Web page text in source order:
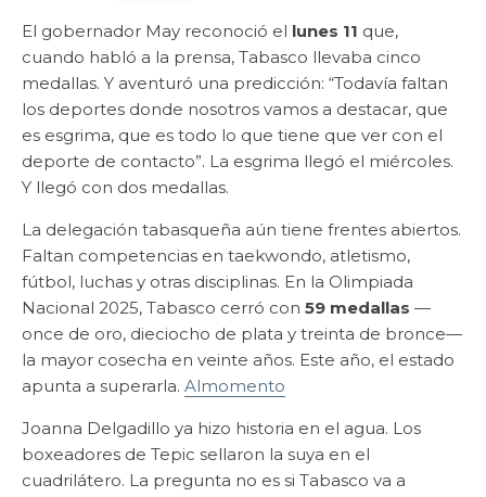
El gobernador May reconoció el lunes 11 que,
cuando habló a la prensa, Tabasco llevaba cinco
medallas. Y aventuró una predicción: “Todavía faltan
los deportes donde nosotros vamos a destacar, que
es esgrima, que es todo lo que tiene que ver con el
deporte de contacto”. La esgrima llegó el miércoles.
Y llegó con dos medallas.
La delegación tabasqueña aún tiene frentes abiertos.
Faltan competencias en taekwondo, atletismo,
fútbol, luchas y otras disciplinas. En la Olimpiada
Nacional 2025, Tabasco cerró con 59 medallas —
once de oro, dieciocho de plata y treinta de bronce—
la mayor cosecha en veinte años. Este año, el estado
apunta a superarla. Almomento
Joanna Delgadillo ya hizo historia en el agua. Los
boxeadores de Tepic sellaron la suya en el
cuadrilátero. La pregunta no es si Tabasco va a